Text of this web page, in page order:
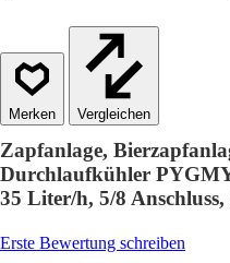
Vergleichen
Zapfanlage,
Durchlaufkühler
35 Liter/h, 5/8
Erste Bewertung schreiben